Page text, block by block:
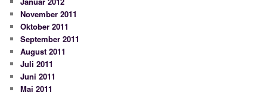
November 2011
Oktober 2011
September 2011
August 2011
Juli 2011
Juni 2011
Mai 2011